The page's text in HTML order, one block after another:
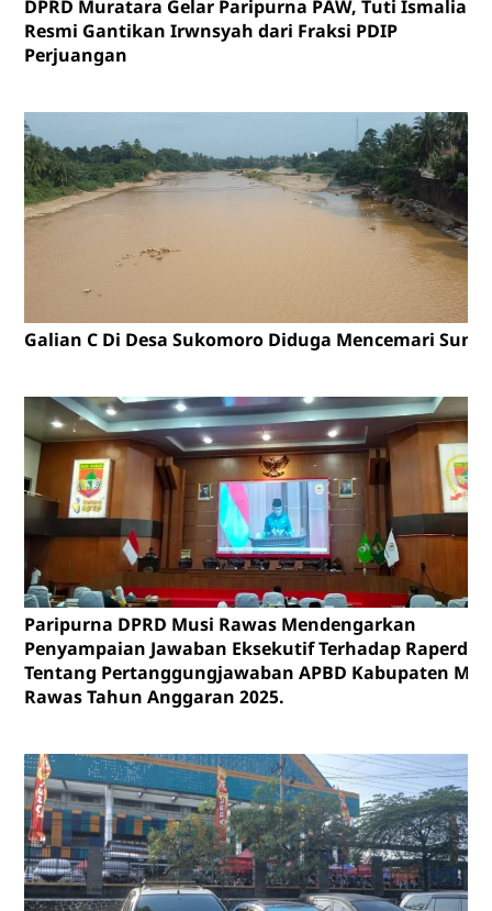
DPRD Muratara Gelar Paripurna PAW, Tuti Ismalia
Resmi Gantikan Irwnsyah dari Fraksi PDIP
Perjuangan
Galian C Di Desa Sukomoro Diduga Mencemari
Paripurna DPRD Musi Rawas Mendengarkan
Penyampaian Jawaban Eksekutif Terhadap Raperda
Tentang Pertanggungjawaban APBD Kabupaten
Rawas Tahun Anggaran 2025.